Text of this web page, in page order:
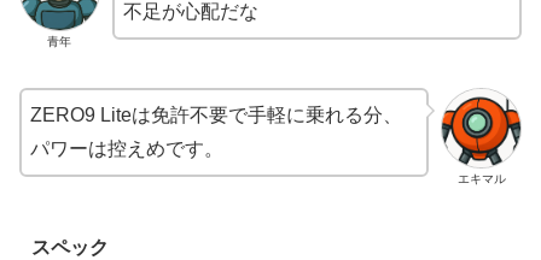
青年
不足が心配だな
エキマル
ZERO9 Liteは免許不要で手軽に乗れる分、
パワーは控えめです。
スペック